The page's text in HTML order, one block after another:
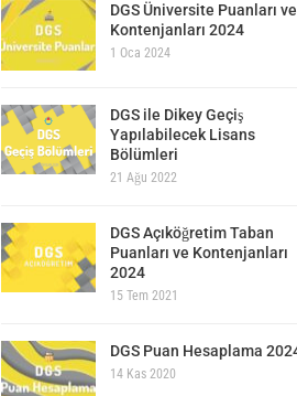
DGS Üniversite Puanları ve
Kontenjanları 2024
1 Oca 2024
DGS ile Dikey Geçiş
Yapılabilecek Lisans
Bölümleri
21 Ağu 2022
DGS Açıköğretim Taban
Puanları ve Kontenjanları
2024
15 Tem 2021
DGS Puan Hesaplama
14 Kas 2020